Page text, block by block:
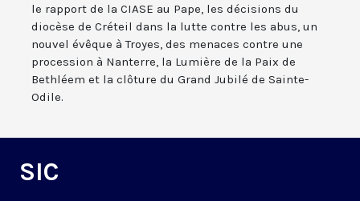
le rapport de la CIASE au Pape, les décisions du
diocèse de Créteil dans la lutte contre les abus, un
nouvel évêque à Troyes, des menaces contre une
procession à Nanterre, la Lumière de la Paix de
Bethléem et la clôture du Grand Jubilé de Sainte-
Odile.
SIC